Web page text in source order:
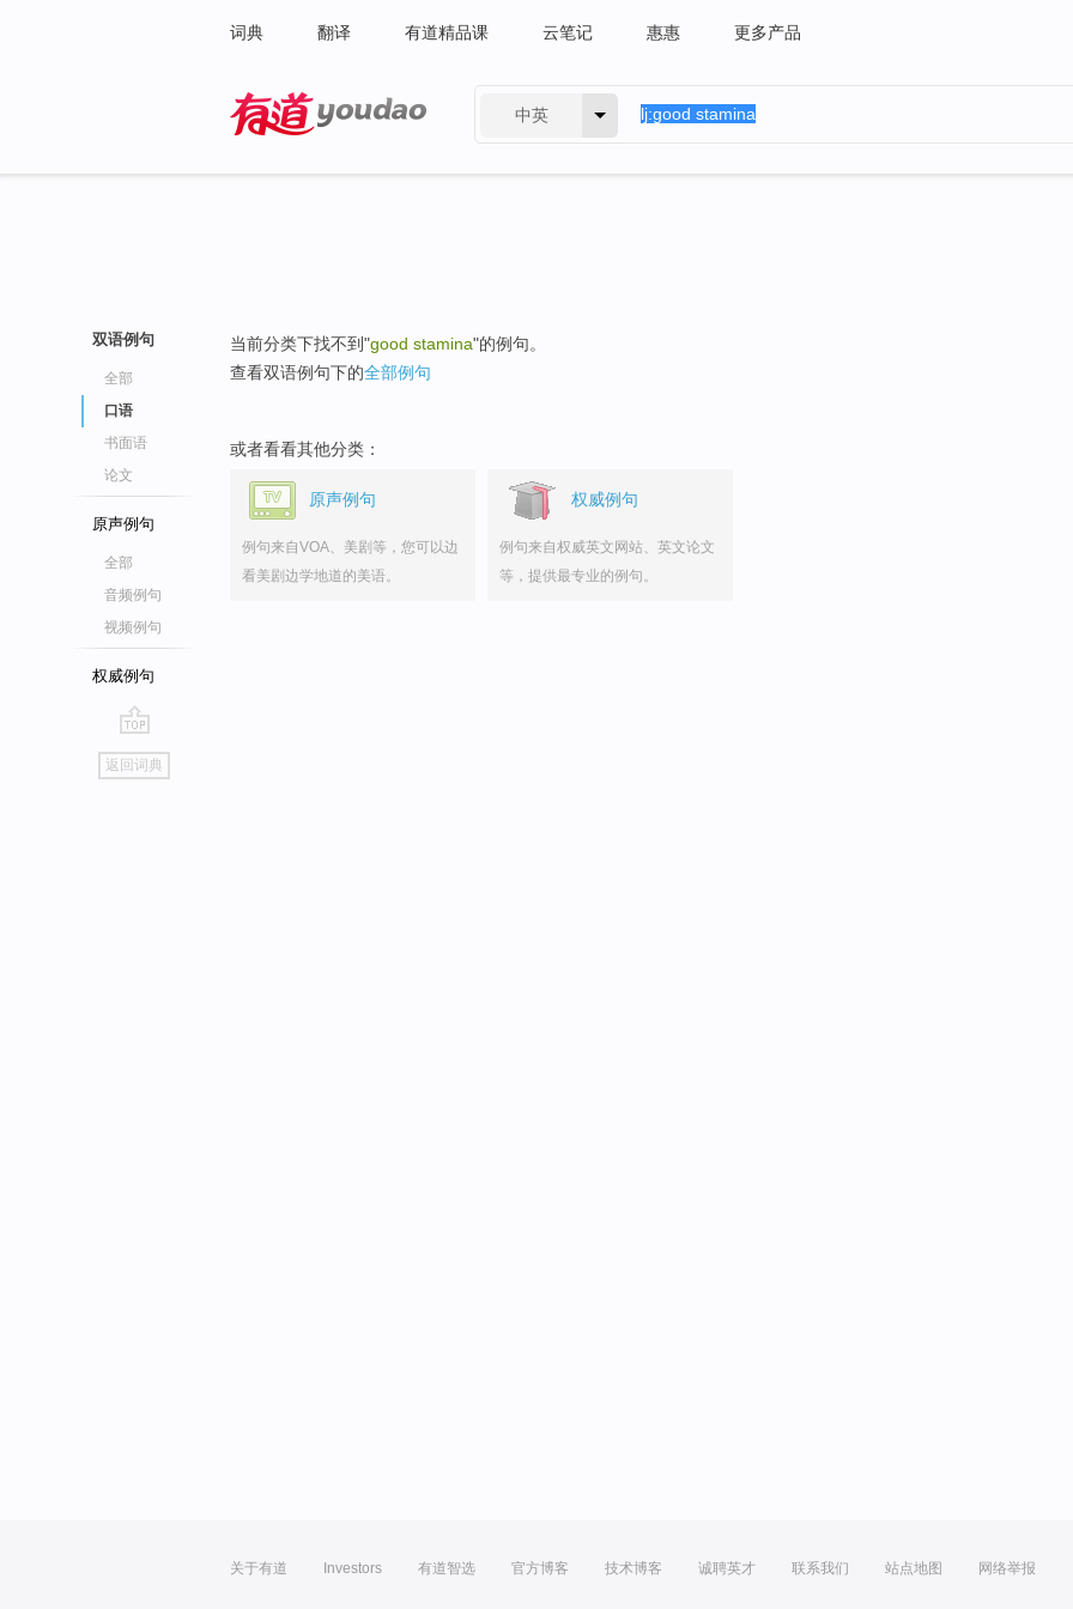
词典 翻译 有道精品课 云笔记 惠惠 更多产品
中英
双语例句
全部
口语
书面语
论文
原声例句
全部
音频例句
视频例句
权威例句
go
top
返回词典
当前分类下找不到"good stamina"的例句。
查看双语例句下的全部例句
或者看看其他分类：
原声例句
例句来自VOA、美剧等，您可以边
看美剧边学地道的美语。
权威例句
例句来自权威英文网站、英文论文
等，提供最专业的例句。
关于有道 Investors 有道智选 官方博客 技术博客 诚聘英才 联系我们 站点地图 网络举报